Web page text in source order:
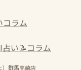
コラム
占い📝コラム
）群馬高崎店